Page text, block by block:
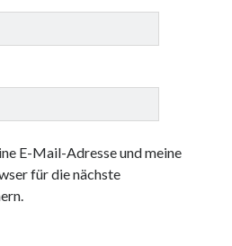
E-Mail-Adresse und meine
für die nächste